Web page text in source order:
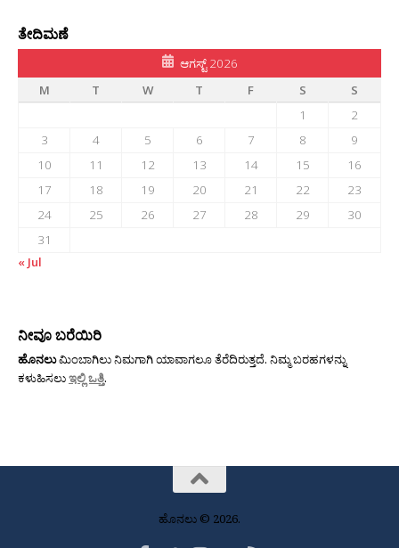
ತೇದಿಮಣೆ
ಆಗಸ್ಟ್ 2026
M
T W T F S
S
1
2
3
4 5 6 7 8
9
10
11 12 13 14 15
16
17
18 19 20 21 22
23
24
25 26 27 28 29
30
31
« Jul
ನೀವೂ ಬರೆಯಿರಿ
ಹೊನಲುಮಿಂಬಾಗಿಲು ನಿಮಗಾಗಿ ಯಾವಾಗಲೂ ತೆರೆದಿರುತ್ತದೆ. ನಿಮ್ಮ ಬರಹಗಳನ್ನು
ಕಳುಹಿಸಲುಇಲ್ಲಿ ಒತ್ತಿ.
ಹೊನಲು © 2026.